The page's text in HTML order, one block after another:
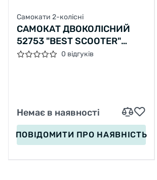
Самокати 2-колісні
САМОКАТ ДВОКОЛІСНИЙ
52753 "BEST SCOOTER"
КОЛІР БІЛИЙ, КОЛЕСА PU 20
0 відгуків
Немає в наявності
ПОВІДОМИТИ ПРО НАЯВНІСТЬ